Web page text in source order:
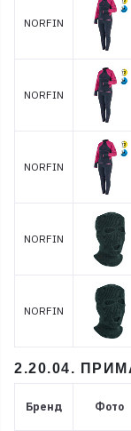
NORFIN
NORFIN
NORFIN
NORFIN
NORFIN
2.20.04.
Бренд Фото